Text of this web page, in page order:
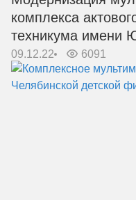
комплекса
техникума имени
09.12.22 6091